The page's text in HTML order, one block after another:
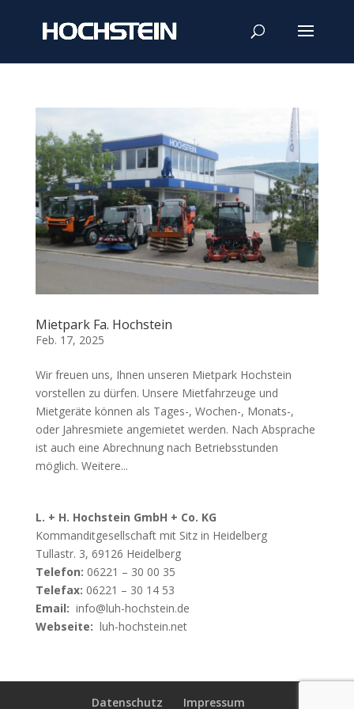
Mietpark Fa. Hochstein
Feb. 17, 2025
Wir freuen uns, Ihnen unseren Mietpark Hochstein
vorstellen zu dürfen. Unsere Mietfahrzeuge und
Mietgeräte können als Tages-, Wochen-, Monats-,
oder Jahresmiete angemietet werden. Nach Absprache
ist auch eine Abrechnung nach Betriebsstunden
möglich. Weitere...
L. + H. Hochstein GmbH + Co. KG
Kommanditgesellschaft mit Sitz in Heidelberg
Tullastr. 3, 69126 Heidelberg
Telefon: 06221 – 30 00 35
Telefax: 06221 – 30 14 53
Email: info@luh-hochstein.de
Webseite: luh-hochstein.net
Datenschutz Impressum